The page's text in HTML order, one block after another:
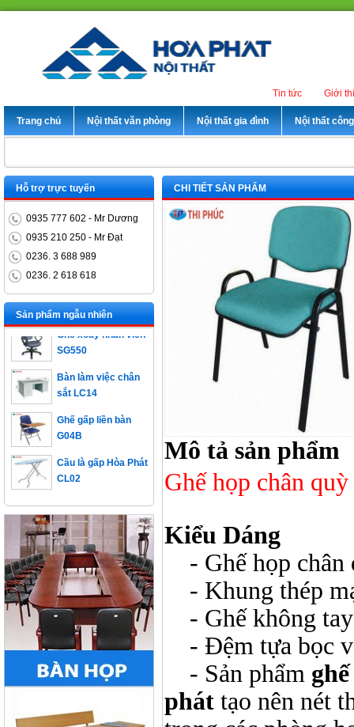
Giới
Tin tức
Trang chủ Nội thất văn phòng Nội thất gia đình Nội thất
CHI TIẾT SẢN PHẨM
Mô tả sản phẩm
Ghế họp chân
Kiểu Dáng
- Ghế họp chân
- Khung thép
- Ghế không tay
- Đệm tựa bọc
- Sản phẩm
phát tạo nên nét
Hỗ trợ trực tuyến
0935 777 602 - Mr Dương
0935 210 250 - Mr Đạt
0236. 3 688 989
0236. 2 618 618
Sản phẩm ngẫu nhiên
Bàn trưởng phòng
ET1400D
Ghế xoay nhân viên
SG550
sắt LC14
G04B
CL02